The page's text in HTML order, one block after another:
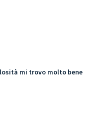
mi trovo molto bene